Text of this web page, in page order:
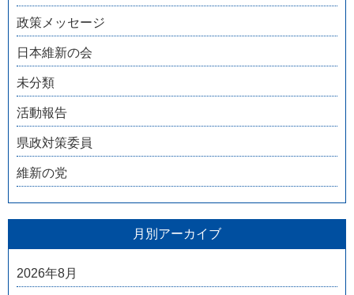
政策メッセージ
日本維新の会
未分類
活動報告
県政対策委員
維新の党
月別アーカイブ
2026年8月